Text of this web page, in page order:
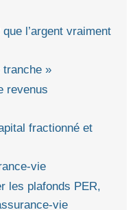
l’argent vraiment
tranche »
revenus
fractionné et
vie
les plafonds PER,
vie